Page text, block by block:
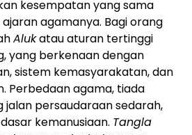
kesempatan yang sama
agamanya. Bagi orang
Alukatau aturan tertinggi
yang berkenaan dengan
sistem kemasyarakatan, dan
Perbedaan agama, tiada
jalan persaudaraan sedarah,
kemanusiaan. Tangla